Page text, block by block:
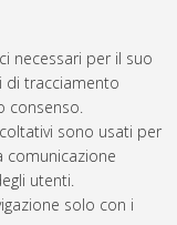
necessari per il suo
di tracciamento
consenso.
sono usati per
comunicazione
utenti.
solo con i